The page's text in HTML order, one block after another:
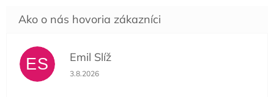
ES Emil Slíž
Hodnotenie obchodu je 5 z 5 hviezdičiek.
3.8.2026